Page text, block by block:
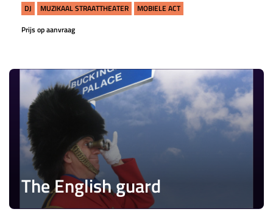
DJ
MUZIKAAL STRAATTHEATER
MOBIELE ACT
Prijs op aanvraag
The English guard